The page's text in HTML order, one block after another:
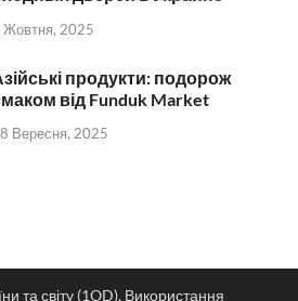
Жовтня, 2025
продукти: подорож
від Funduk Market
Вересня, 2025
та світу (1OD). Використання